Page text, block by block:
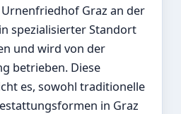
Graz an der
spezialisierter Standort
und wird von der
betrieben. Diese
es, sowohl traditionelle
in Graz